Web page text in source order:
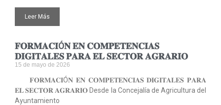
Leer Más
𝐅𝐎𝐑𝐌𝐀𝐂𝐈Ó𝐍 𝐄𝐍 𝐂𝐎𝐌𝐏𝐄𝐓𝐄𝐍𝐂𝐈𝐀𝐒
𝐃𝐈𝐆𝐈𝐓𝐀𝐋𝐄𝐒 𝐏𝐀𝐑𝐀 𝐄𝐋 𝐒𝐄𝐂𝐓𝐎𝐑 𝐀𝐆𝐑𝐀𝐑𝐈𝐎
15 de mayo de 2026
𝐅𝐎𝐑𝐌𝐀𝐂𝐈Ó𝐍 𝐄𝐍 𝐂𝐎𝐌𝐏𝐄𝐓𝐄𝐍𝐂𝐈𝐀𝐒 𝐃𝐈𝐆𝐈𝐓𝐀𝐋𝐄𝐒 𝐏𝐀𝐑𝐀
𝐄𝐋 𝐒𝐄𝐂𝐓𝐎𝐑 𝐀𝐆𝐑𝐀𝐑𝐈𝐎 Desde la Concejalía de Agricultura del
Ayuntamiento